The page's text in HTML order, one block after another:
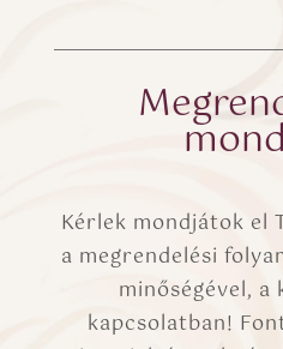
Kérlek mondjátok el
a megrendelési
minőségével, a
kapcsolatban!